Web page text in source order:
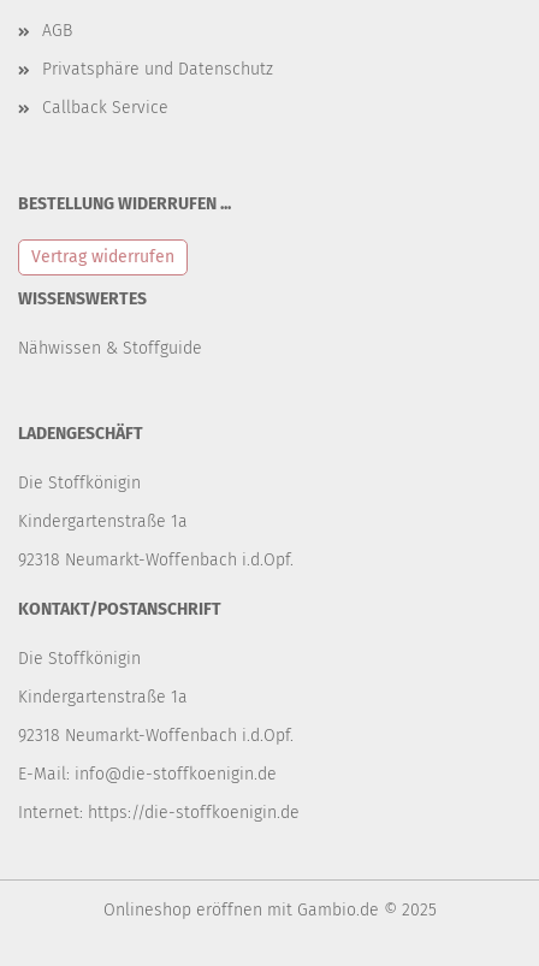
AGB
Privatsphäre und Datenschutz
Callback Service
BESTELLUNG WIDERRUFEN ...
Vertrag widerrufen
WISSENSWERTES
Nähwissen & Stoffguide
LADENGESCHÄFT
Die Stoffkönigin
Kindergartenstraße 1a
92318 Neumarkt-Woffenbach i.d.Opf.
KONTAKT/POSTANSCHRIFT
Die Stoffkönigin
Kindergartenstraße 1a
92318 Neumarkt-Woffenbach i.d.Opf.
E-Mail: info@die-stoffkoenigin.de
Internet: https://die-stoffkoenigin.de
Onlineshop eröffnen mit Gambio.de © 2025